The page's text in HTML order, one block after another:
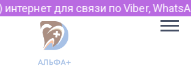
по Viber, WhatsApp и Telegram.